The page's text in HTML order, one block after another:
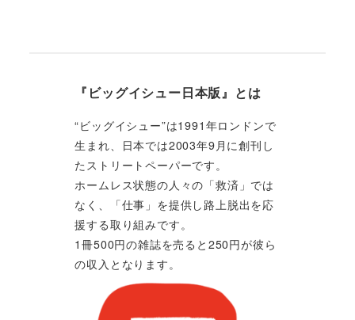
『ビッグイシュー日本版』とは
“ビッグイシュー”は1991年ロンドンで
生まれ、日本では2003年9月に創刊し
たストリートペーパーです。
ホームレス状態の人々の「救済」では
なく、「仕事」を提供し路上脱出を応
援する取り組みです。
1冊500円の雑誌を売ると250円が彼ら
の収入となります。